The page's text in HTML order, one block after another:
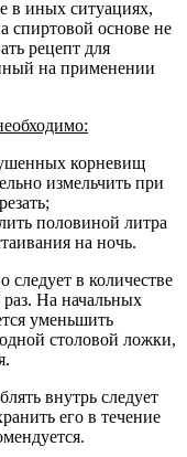
в иных ситуациях,
спиртовой основе не
рецепт для
на применении
корневищ
измельчить при
половиной литра
на ночь.
следует в количестве
На начальных
уменьшить
столовой ложки,
внутрь следует
его в течение